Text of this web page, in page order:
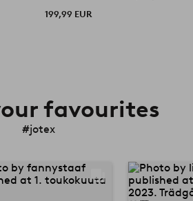
199,99 EUR
favourites
#jotex